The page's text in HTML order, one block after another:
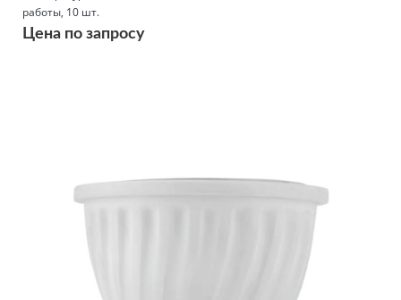
работы, 10 шт.
Цена по запросу